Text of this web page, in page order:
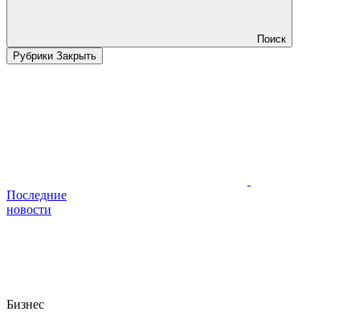
Поиск
Рубрики Закрыть
Последние
новости
Бизнес